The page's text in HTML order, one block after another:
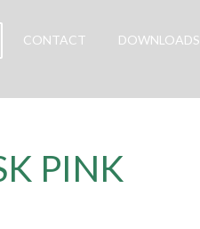
CONTACT DOWNLOADS
PINK